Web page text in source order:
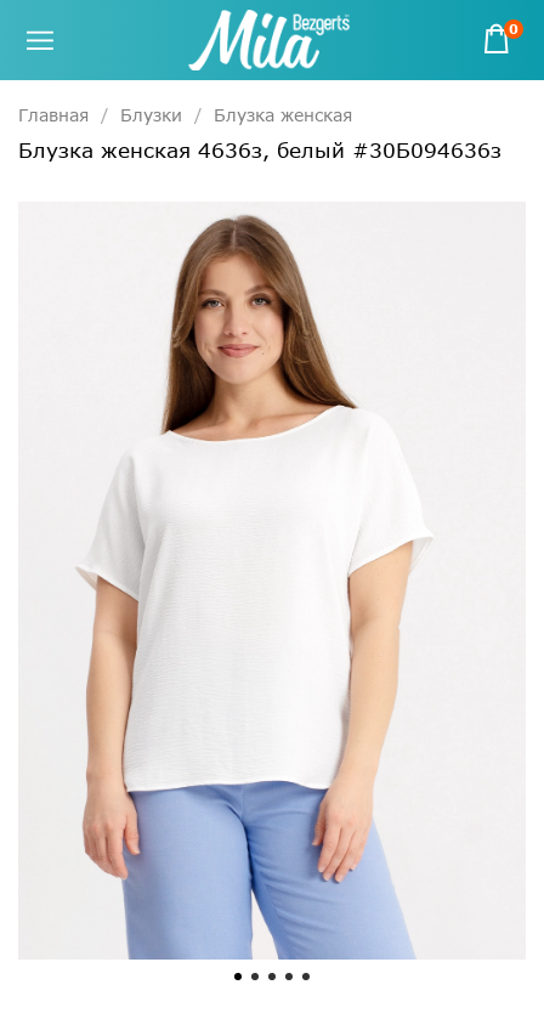
0
Главная Блузки Блузка женская
Блузка женская 4636з, белый #30Б094636з